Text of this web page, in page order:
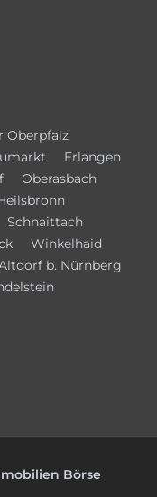
Oberpfalz
Erlangen
Oberasbach
Schnaittach
Winkelhaid
b. Nürnberg
Börse